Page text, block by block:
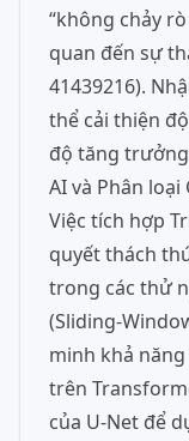
“không chảy
quan đến sự
41439216).
thể cải thiện
độ tăng
AI và Phân loại
Việc tích hợp
quyết thách
trong các thử
(Sliding-
minh khả
trên
của U-Net để